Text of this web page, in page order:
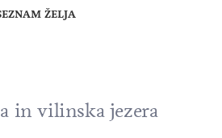
ŽELJA
in vilinska jezera